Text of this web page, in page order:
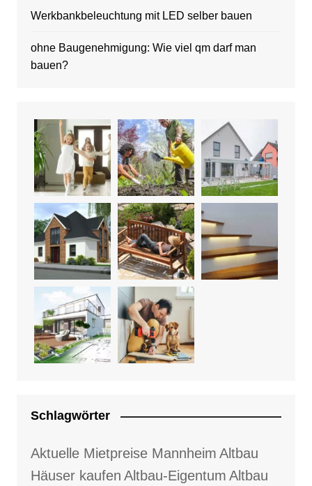
Werkbankbeleuchtung mit LED selber bauen
ohne Baugenehmigung: Wie viel qm darf man
bauen?
Schlagwörter
Aktuelle Mietpreise Mannheim Altbau
Häuser kaufen Altbau-Eigentum Altbau